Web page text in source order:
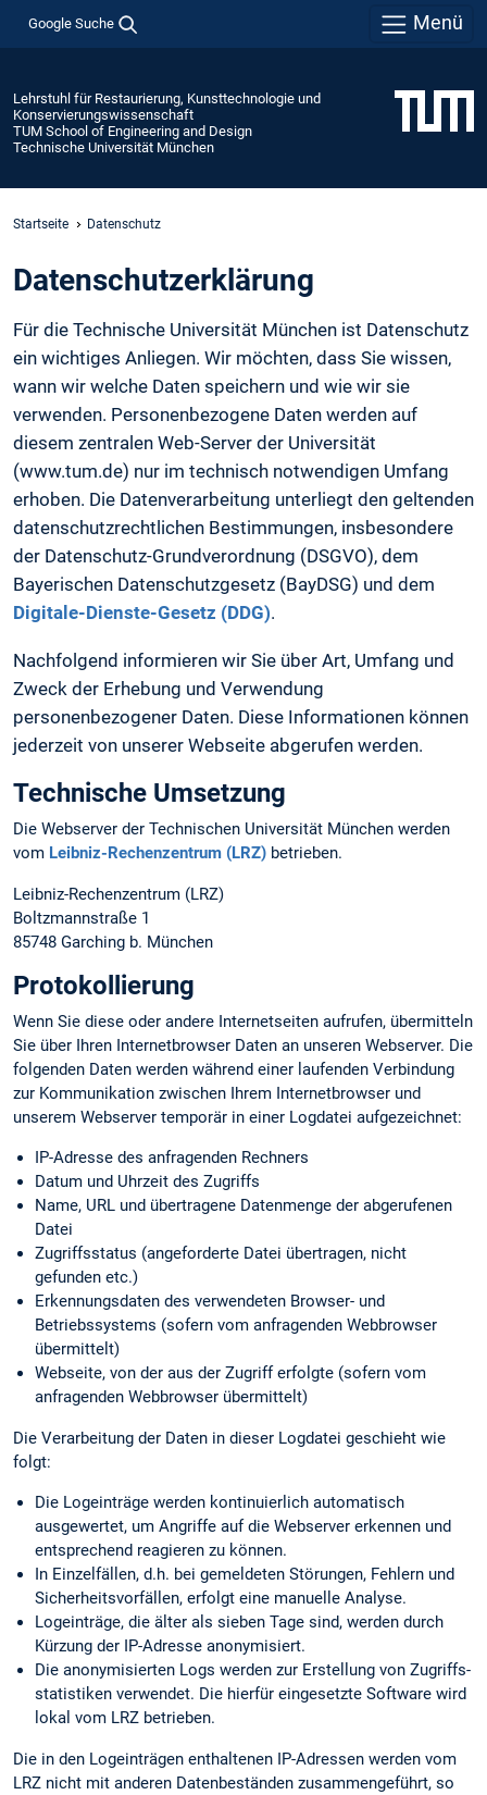
Google Suche Menü
Lehrstuhl für Restaurierung, Kunsttechnologie und
Konservierungswissenschaft
TUM School of Engineering and Design
Technische Universität München
Startseite Datenschutz
Daten­schutz­erklärung
Für die Technische Universität München ist Datenschutz
ein wichtiges Anliegen. Wir möchten, dass Sie wissen,
wann wir welche Daten speichern und wie wir sie
verwenden. Personenbezogene Daten werden auf
diesem zentralen Web-Server der Universität
(www.tum.de) nur im technisch notwendigen Umfang
erhoben. Die Datenverarbeitung unterliegt den geltenden
datenschutzrechtlichen Bestimmungen, insbesondere
der Datenschutz-Grundverordnung (DSGVO), dem
Bayerischen Datenschutzgesetz (BayDSG) und dem
Digitale-Dienste-Gesetz (DDG).
Nachfolgend informieren wir Sie über Art, Umfang und
Zweck der Erhebung und Verwendung
personenbezogener Daten. Diese Informationen können
jederzeit von unserer Webseite abgerufen werden.
Technische Umsetzung
Die Webserver der Technischen Universität München werden
vom Leibniz-Rechenzentrum (LRZ) betrieben.
Leibniz-Rechenzentrum (LRZ)
Boltzmannstraße 1
85748 Garching b. München
Protokollierung
Wenn Sie diese oder andere Internetseiten aufrufen, übermitteln
Sie über Ihren Internetbrowser Daten an unseren Webserver. Die
folgenden Daten werden während einer laufenden Verbindung
zur Kommunikation zwischen Ihrem Internetbrowser und
unserem Webserver temporär in einer Logdatei aufgezeichnet:
IP-Adresse des anfragenden Rechners
Datum und Uhrzeit des Zugriffs
Name, URL und übertragene Datenmenge der abgerufenen
Datei
Zugriffsstatus (angeforderte Datei übertragen, nicht
gefunden etc.)
Erkennungs­daten des verwendeten Browser- und
Betriebssystems (sofern vom anfragenden Webbrowser
übermittelt)
Webseite, von der aus der Zugriff erfolgte (sofern vom
anfragenden Webbrowser übermittelt)
Die Verarbeitung der Daten in dieser Logdatei geschieht wie
folgt:
Die Logeinträge werden kontinuierlich automatisch
ausgewertet, um Angriffe auf die Webserver erkennen und
entsprechend reagieren zu können.
In Einzelfällen, d.h. bei gemeldeten Störungen, Fehlern und
Sicherheits­vorfällen, erfolgt eine manuelle Analyse.
Logeinträge, die älter als sieben Tage sind, werden durch
Kürzung der IP-Adresse anonymisiert.
Die anonymisierten Logs werden zur Erstellung von Zugriffs­
statistiken verwendet. Die hierfür eingesetzte Software wird
lokal vom LRZ betrieben.
Die in den Logeinträgen enthaltenen IP-Adressen werden vom
LRZ nicht mit anderen Datenbeständen zusammengeführt, so